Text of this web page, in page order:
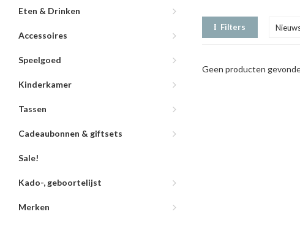
Eten & Drinken
Accessoires
Speelgoed
Kinderkamer
Tassen
Cadeaubonnen & giftsets
Sale!
Kado-, geboortelijst
Merken
Filters
Geen producten